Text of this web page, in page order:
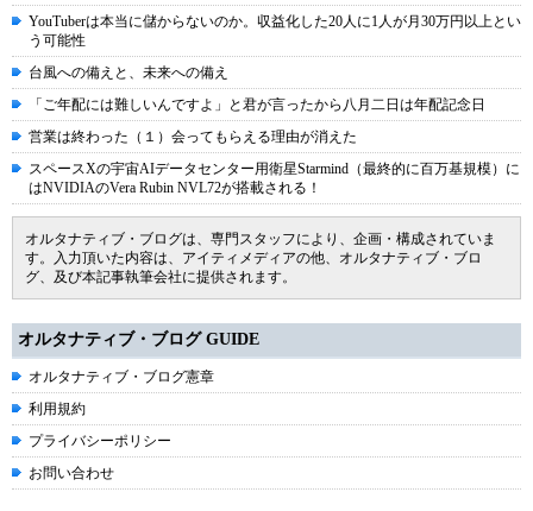
YouTuberは本当に儲からないのか。収益化した20人に1人が月30万円以上とい
う可能性
台風への備えと、未来への備え
「ご年配には難しいんですよ」と君が言ったから八月二日は年配記念日
営業は終わった（１）会ってもらえる理由が消えた
スペースXの宇宙AIデータセンター用衛星Starmind（最終的に百万基規模）に
はNVIDIAのVera Rubin NVL72が搭載される！
オルタナティブ・ブログは、専門スタッフにより、企画・構成されていま
す。入力頂いた内容は、アイティメディアの他、オルタナティブ・ブロ
グ、及び本記事執筆会社に提供されます。
オルタナティブ・ブログ GUIDE
オルタナティブ・ブログ憲章
利用規約
プライバシーポリシー
お問い合わせ